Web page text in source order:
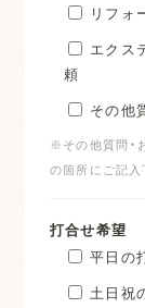
リフォ
エクス
頼
その他
※その他質問・
の箇所にご記入
打合せ希望
平日の
土日祝